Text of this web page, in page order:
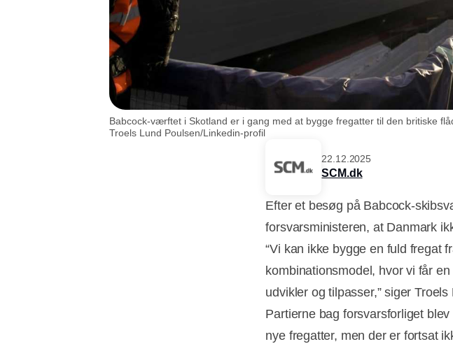
Babcock-værftet i Skotland er i gang med at bygge fregatter til den britiske
Troels Lund Poulsen/Linkedin-profil
22.12.2025
SCM.dk
Efter et besøg på Babcock-
forsvarsministeren, at Danmark
“Vi kan ikke bygge en fuld fregat
kombinationsmodel, hvor vi får
udvikler og tilpasser,” siger
Partierne bag forsvarsforliget
nye fregatter, men der er fortsat